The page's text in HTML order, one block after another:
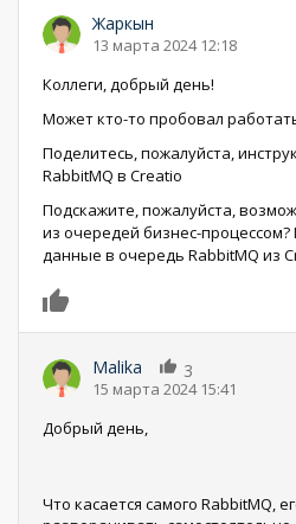
Жаркын
13 марта 2024 12:18
Коллеги, добрый день!
Может кто-то пробовал
Поделитесь, пожалуйста,
RabbitMQ в Creatio
Подскажите, пожалуйста,
из очередей бизнес-
данные в очередь RabbitMQ из
Malika
15 марта 2024 15:41
3
Добрый день,
Что касается самого RabbitMQ,